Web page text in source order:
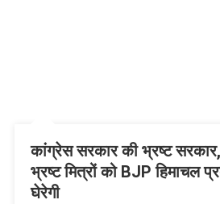
कांग्रेस सरकार की भ्रष्ट
भ्रष्ट मित्रों को BJP हिमाचल
घेरेगी